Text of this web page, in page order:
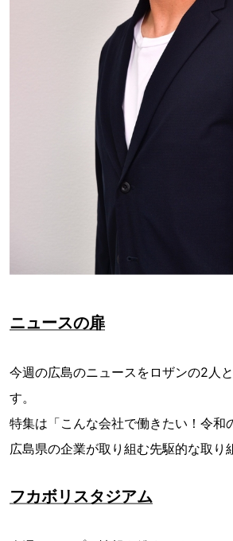
ニュースの扉
今週の広島のニュースをロザンの2人
す。
特集は「こんな会社で働きたい！令和
広島県の企業が取り組む先駆的な取り
フカボリスタジアム